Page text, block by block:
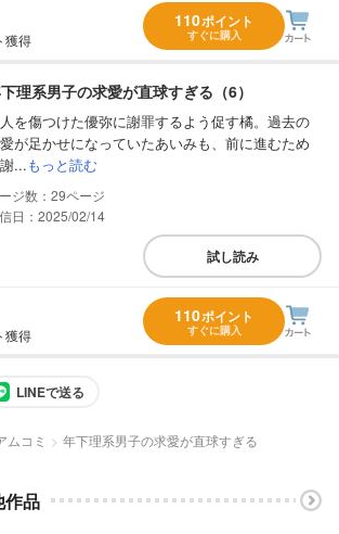
獲得
110ポイント
すぐに購入
理系男子の求愛が直球すぎる（6）
を傷つけた優弥に謝罪するよう促す橘。過去の
が足かせになっていたあいみも、前に進むため
...もっと読む
29
日：2025/02/14
試し読み
獲得
110ポイント
すぐに購入
LINEで送る
ムコミ 年下理系男子の求愛が直球すぎる
作品